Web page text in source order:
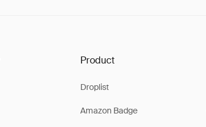
Product
Droplist
Amazon Badge